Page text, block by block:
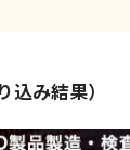
込み結果）